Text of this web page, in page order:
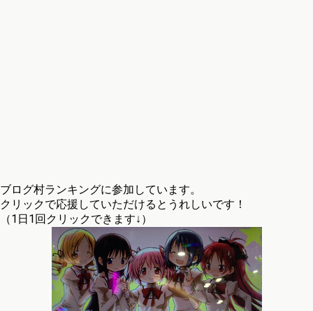
ブログ村ランキングに参加しています。
クリックで応援していただけるとうれしいです！
（1日1回クリックできます↓）